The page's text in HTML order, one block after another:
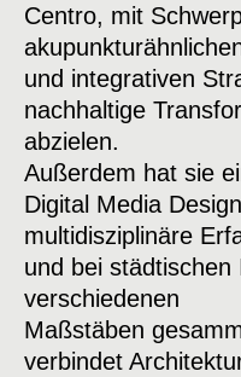
Centro, mit
und integrativen
nachhaltige
abzielen.
Außerdem hat sie
Digital Media
multidisziplinäre
und bei städtischen
verschiedenen
Maßstäben
verbindet